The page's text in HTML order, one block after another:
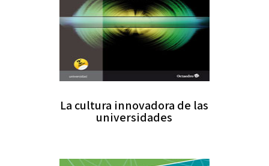
La cultura innovadora de las
universidades